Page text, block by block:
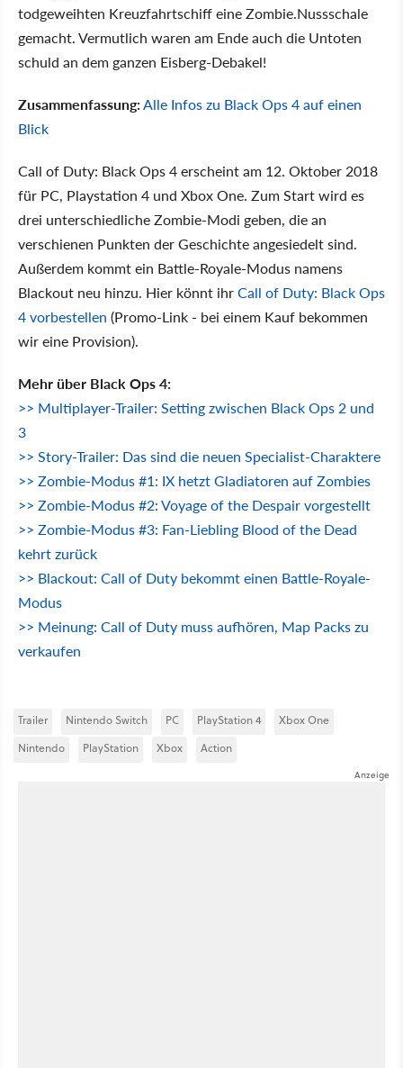
todgeweihten Kreuzfahrtschiff eine Zombie.Nussschale
gemacht. Vermutlich waren am Ende auch die Untoten
schuld an dem ganzen Eisberg-Debakel!
Zusammenfassung:Alle Infos zu Black Ops 4 auf einen
Blick
Call of Duty: Black Ops 4 erscheint am 12. Oktober 2018
für PC, Playstation 4 und Xbox One. Zum Start wird es
drei unterschiedliche Zombie-Modi geben, die an
verschienen Punkten der Geschichte angesiedelt sind.
Außerdem kommt ein Battle-Royale-Modus namens
Blackout neu hinzu. Hier könnt ihrCall of Duty: Black Ops
4 vorbestellen (Promo-Link - bei einem Kauf bekommen
wir eine Provision).
Mehr über Black Ops 4:
>> Multiplayer-Trailer: Setting zwischen Black Ops 2 und
3
>> Story-Trailer: Das sind die neuen Specialist-Charaktere
>> Zombie-Modus #1: IX hetzt Gladiatoren auf Zombies
>> Zombie-Modus #2: Voyage of the Despair vorgestellt
>> Zombie-Modus #3: Fan-Liebling Blood of the Dead
kehrt zurück
>> Blackout: Call of Duty bekommt einen Battle-Royale-
Modus
>> Meinung: Call of Duty muss aufhören, Map Packs zu
verkaufen
Trailer Nintendo Switch PC PlayStation 4
Xbox One
Nintendo
PlayStation Xbox Action